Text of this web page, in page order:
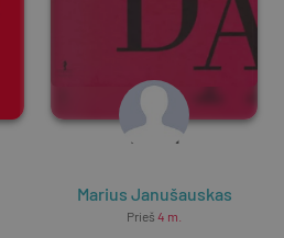
Mada
Marius Janušauskas
Prieš 4 m.